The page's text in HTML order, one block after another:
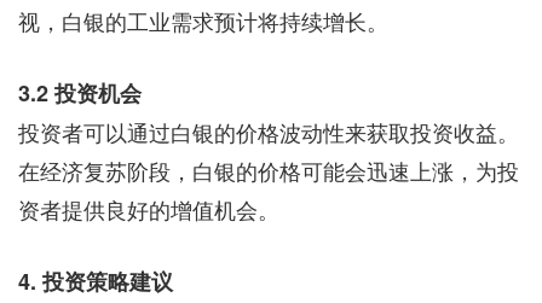
视，白银的工业需求预计将持续增长。
3.2 投资机会
投资者可以通过白银的价格波动性来获取投资收益。
在经济复苏阶段，白银的价格可能会迅速上涨，为投
资者提供良好的增值机会。
4. 投资策略建议